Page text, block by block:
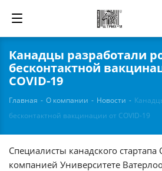
Канадцы разработали
бесконтактной
COVID-19
Главная - О компании - Новости -
бесконтактной вакцинации от COVID-19
Специалисты канадского
компанией Университете